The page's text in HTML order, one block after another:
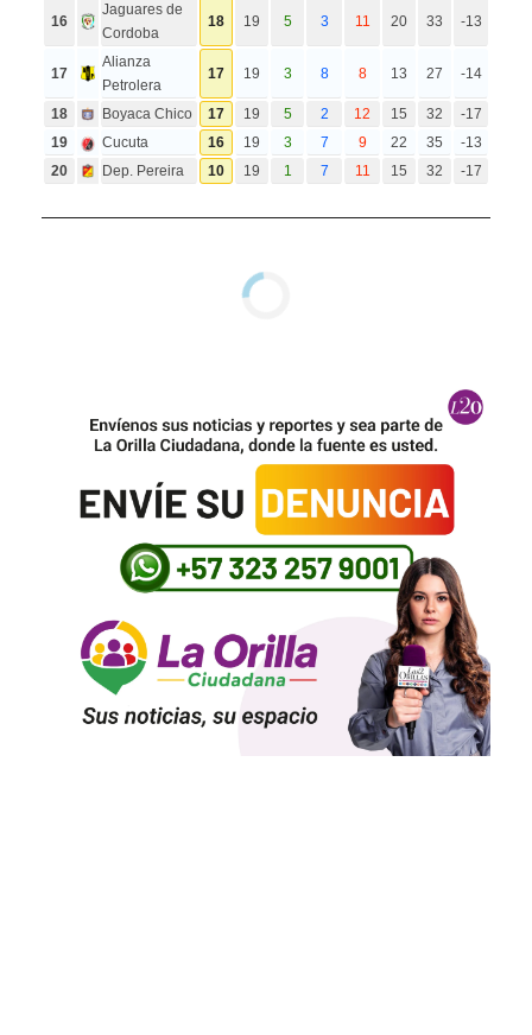
16
Jaguares de
Cordoba
18 19 5 3 11 20 33 -13
17
Alianza
Petrolera
17 19 3 8 8 13 27 -14
18 Boyaca Chico 17 19 5 2 12 15 32
-17
19
Cucuta 16 19 3 7 9 22 35
-13
20
Dep. Pereira 10 19 1 7 11 15 32 -17